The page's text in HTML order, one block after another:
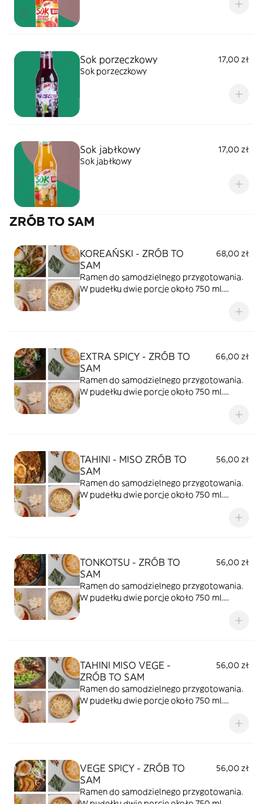
Sok porzeczkowy
17,00 zł
Sok porzeczkowy
Sok jabłkowy
17,00 zł
Sok jabłkowy
ZRÓB TO SAM
KOREAŃSKI - ZRÓB TO
SAM
68,00 zł
Ramen do samodzielnego przygotowania.
W pudełku dwie porcje około 750 ml.
EXTRA SPICY - ZRÓB TO
SAM
66,00 zł
Ramen do samodzielnego przygotowania.
W pudełku dwie porcje około 750 ml.
TAHINI - MISO ZRÓB TO
SAM
56,00 zł
Ramen do samodzielnego przygotowania.
W pudełku dwie porcje około 750 ml.
TONKOTSU - ZRÓB TO
SAM
56,00 zł
Ramen do samodzielnego przygotowania.
W pudełku dwie porcje około 750 ml.
TAHINI MISO VEGE -
ZRÓB TO SAM
56,00 zł
Ramen do samodzielnego przygotowania.
W pudełku dwie porcje około 750 ml.
VEGE SPICY - ZRÓB TO
SAM
56,00 zł
Ramen do samodzielnego przygotowania.